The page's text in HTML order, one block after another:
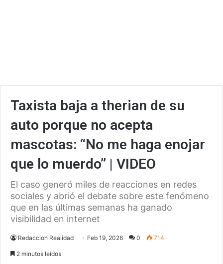
Taxista baja a therian de su
auto porque no acepta
mascotas: “No me haga enojar
que lo muerdo” | VIDEO
El caso generó miles de reacciones en redes
sociales y abrió el debate sobre este fenómeno
que en las últimas semanas ha ganado
visibilidad en internet
Redaccion Realidad Feb 19, 2026 0 714
2 minutos leídos